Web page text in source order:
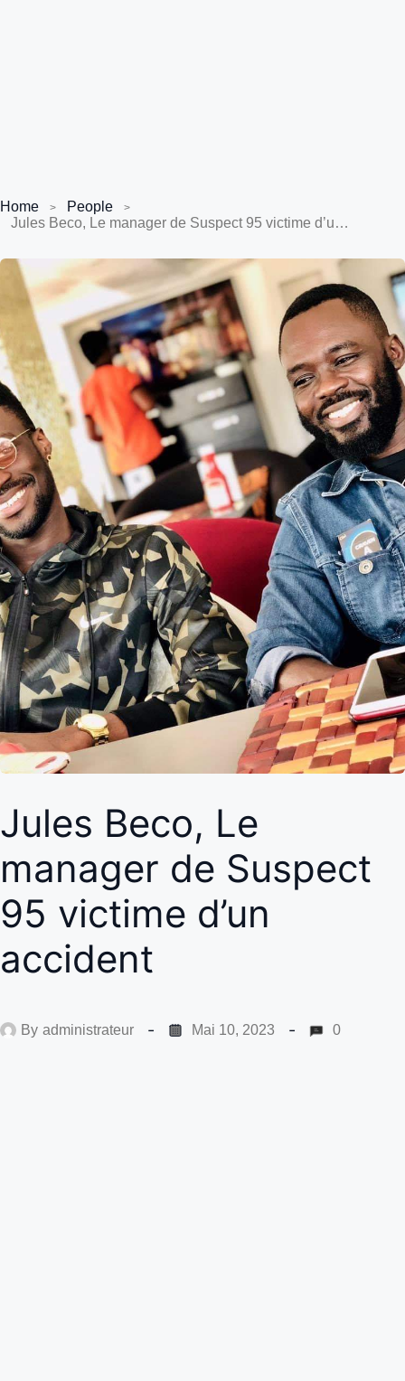
Home
People
Jules Beco, Le manager de Suspect 95 victime d’un accident
Jules Beco, Le
manager de Suspect
95 victime d’un
accident
By administrateur Mai 10, 2023 0